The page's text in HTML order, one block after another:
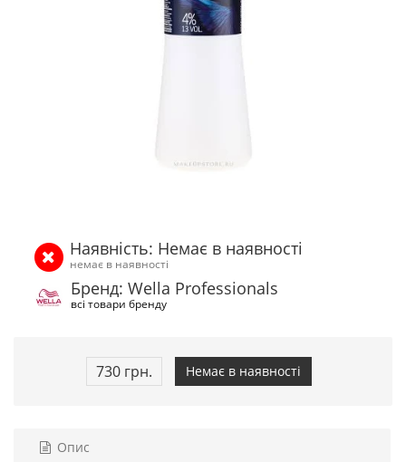
Наявність: Немає в наявності
немає в наявності
Бренд: Wella Professionals
всі товари бренду
730 грн. Немає в наявності
Опис